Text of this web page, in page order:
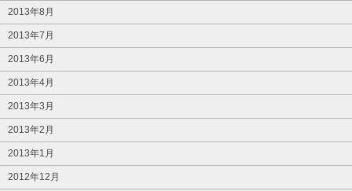
2013年8月
2013年7月
2013年6月
2013年4月
2013年3月
2013年2月
2013年1月
2012年12月